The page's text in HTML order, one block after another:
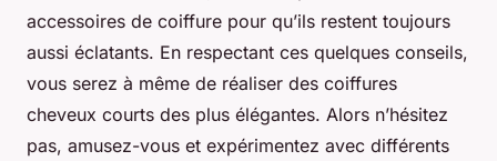
accessoires de coiffure pour qu’ils restent toujours
aussi éclatants. En respectant ces quelques conseils,
vous serez à même de réaliser des coiffures
cheveux courts des plus élégantes. Alors n’hésitez
pas, amusez-vous et expérimentez avec différents